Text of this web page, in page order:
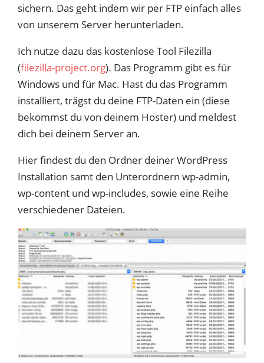
sichern. Das geht indem wir per FTP einfach alles
von unserem Server herunterladen.
Ich nutze dazu das kostenlose Tool Filezilla
(filezilla-project.org). Das Programm gibt es für
Windows und für Mac. Hast du das Programm
installiert, trägst du deine FTP-Daten ein (diese
bekommst du von deinem Hoster) und meldest
dich bei deinem Server an.
Hier findest du den Ordner deiner WordPress
Installation samt den Unterordnern wp-admin,
wp-content und wp-includes, sowie eine Reihe
verschiedener Dateien.